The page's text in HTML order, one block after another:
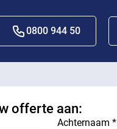
0800 944 50
offerte aan:
Achternaam *